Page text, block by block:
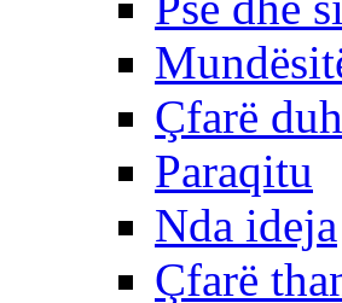
Çfarë
Paraqitu
Nda ideja
Çfarë